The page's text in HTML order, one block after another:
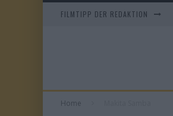
FILMTIPP DER REDAKTION
Home